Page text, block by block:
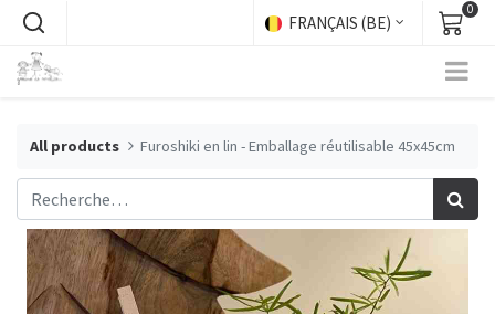
FRANÇAIS (BE)
0
All products Furoshiki en lin - Emballage réutilisable 45x45cm